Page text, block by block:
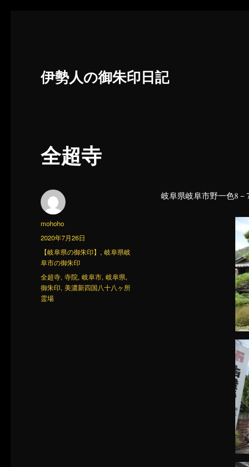
伊勢人の御朱印日記
全超寺
岐阜県岐阜市野一色8－
投
稿
mohoho
投
稿
日:
2020年7月26日
カ
テ
ゴ
リ
ー
【岐阜県の御朱印】 ,岐阜県岐
阜市の御朱印
タ
グ
全超寺,寺院,岐阜市,岐阜県,
御朱印,美濃新四国八十八ヶ所
霊場